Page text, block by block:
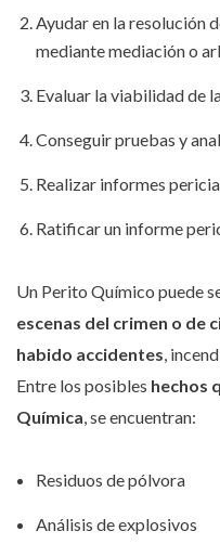
Ayudar en la resolución
mediante mediación o
Evaluar la viabilidad de
Conseguir pruebas y
Realizar informes
Ratificar un informe
Un Perito Químico puede
escenas del crimen o de
habido accidentes,
Entre los posibles hechos
Química, se encuentran:
Residuos de pólvora
Análisis de explosivos